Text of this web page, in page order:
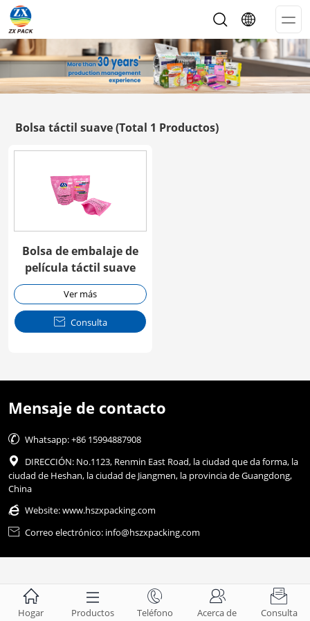
Bolsa táctil suave(Total 1 Productos)
Bolsa de embalaje de
película táctil suave
Ver más
 Consulta
Mensaje de contacto
 Whatsapp: +86 15994887908

DIRECCIÓN: No.1123, Renmin East Road, la ciudad que da forma, la
ciudad de Heshan, la ciudad de Jiangmen, la provincia de Guangdong,
China
 Website:www.hszxpacking.com
 Correo electrónico: info@hszxpacking.com

Hogar

Productos

Teléfono

Acerca de

Consulta